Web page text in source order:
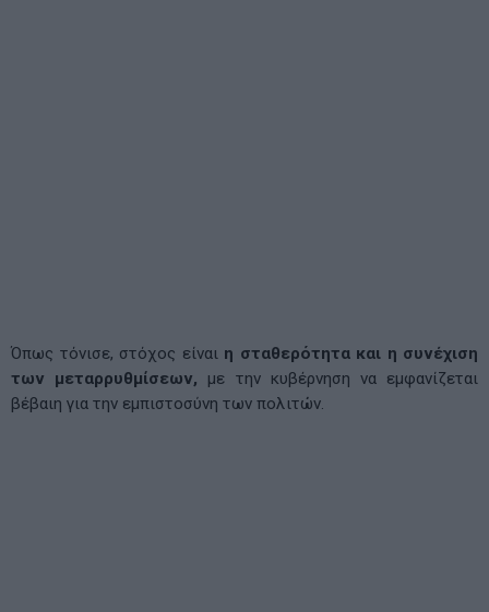
Όπως τόνισε, στόχος είναιη σταθερότητα και η συνέχιση
των μεταρρυθμίσεων, με την κυβέρνηση να εμφανίζεται
βέβαιη για την εμπιστοσύνη των πολιτών.